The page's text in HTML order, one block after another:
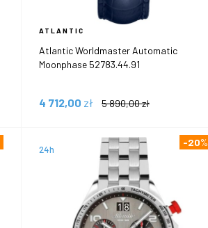
ATLANTIC
Atlantic Worldmaster Automatic
Moonphase 52783.44.91
4 712,00 zł 5 890,00zł
24h
-20%